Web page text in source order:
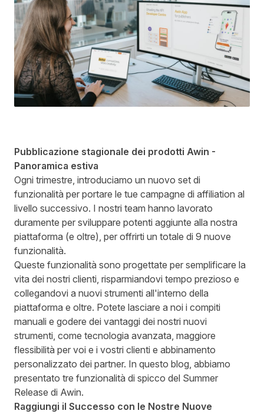
Pubblicazione stagionale dei prodotti Awin -
Panoramica estiva
Ogni trimestre, introduciamo un nuovo set di
funzionalità per portare le tue campagne di affiliation al
livello successivo. I nostri team hanno lavorato
duramente per sviluppare potenti aggiunte alla nostra
piattaforma (e oltre), per offrirti un totale di 9 nuove
funzionalità.
Queste funzionalità sono progettate per semplificare la
vita dei nostri clienti, risparmiandovi tempo prezioso e
collegandovi a nuovi strumenti all'interno della
piattaforma e oltre. Potete lasciare a noi i compiti
manuali e godere dei vantaggi dei nostri nuovi
strumenti, come tecnologia avanzata, maggiore
flessibilità per voi e i vostri clienti e abbinamento
personalizzato dei partner. In questo blog, abbiamo
presentato tre funzionalità di spicco del Summer
Release di Awin.
Raggiungi il Successo con le Nostre Nuove